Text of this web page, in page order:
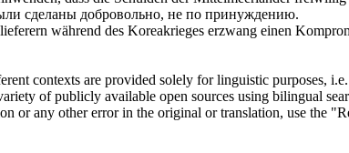
сделаны добровольно, не по принуждению.
während des Koreakrieges erzwang einen
contexts are provided solely for linguistic purposes,
of publicly available open sources using bilingual
or any other error in the original or translation, use the